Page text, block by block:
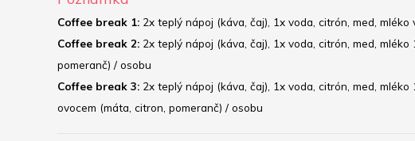
Coffee break 1: 2x teplý nápoj (káva, čaj), 1x voda, citrón, med,
Coffee break 2: 2x teplý nápoj (káva, čaj), 1x voda, citrón, med,
pomeranč) / osobu
Coffee break 3: 2x teplý nápoj (káva, čaj), 1x voda, citrón, med,
ovocem (máta, citron, pomeranč) / osobu﻿